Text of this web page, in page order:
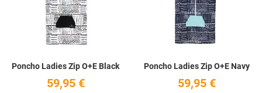
Poncho Ladies Zip O+E Black
59,95 €
Poncho Ladies Zip O+E Navy
59,95 €